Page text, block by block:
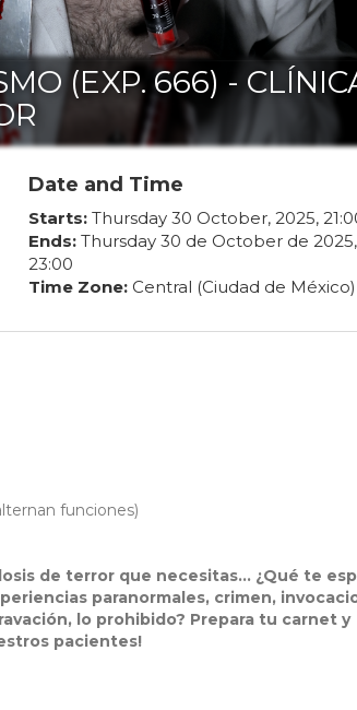
(EXP. 666) -
Date and Time
Starts: Thursday 30 October, 2025, 21:
Ends: Thursday 30 de Octoberde 2025,
23:00
Time Zone: Central (Ciudad de México)
funciones)
de terror que necesitas... ¿Qué te
paranormales, crimen,
lo prohibido? Prepara tu carnet y
pacientes!